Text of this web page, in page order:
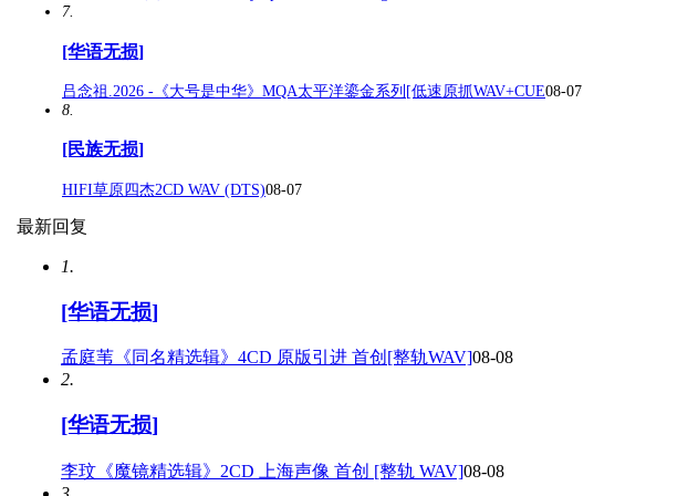
7.
[华语无损]
吕念祖.2026 -《大号是中华》MQA太平洋鎏金系列[低速原抓WAV+CUE08-07
8.
[民族无损]
HIFI草原四杰2CD WAV (DTS)08-07
最新回复
1.
[华语无损]
孟庭苇《同名精选辑》4CD 原版引进 首创[整轨WAV]08-08
2.
[华语无损]
李玟《魔镜精选辑》2CD 上海声像 首创 [整轨 WAV]08-08